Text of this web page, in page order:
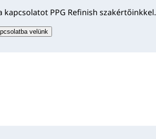
kapcsolatot PPG Refinish szakértőinkkel.
velünk